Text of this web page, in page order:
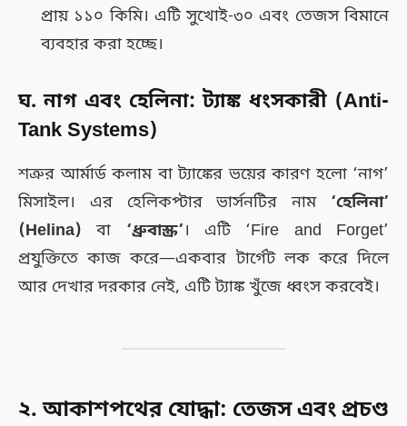
প্রায় ১১০ কিমি। এটি সুখোই-৩০ এবং তেজস বিমানে
ব্যবহার করা হচ্ছে।
ঘ. নাগ এবং হেলিনা: ট্যাঙ্ক ধংসকারী (Anti-
Tank Systems)
শত্রুর আর্মার্ড কলাম বা ট্যাঙ্কের ভয়ের কারণ হলো ‘নাগ’
মিসাইল। এর হেলিকপ্টার ভার্সনটির নাম ‘হেলিনা’
(Helina) বা ‘ধ্রুবাস্ক্র’। এটি ‘Fire and Forget’
প্রযুক্তিতে কাজ করে—একবার টার্গেট লক করে দিলে
আর দেখার দরকার নেই, এটি ট্যাঙ্ক খুঁজে ধ্বংস করবেই।
২. আকাশপথের যোদ্ধা: তেজস এবং প্রচণ্ড